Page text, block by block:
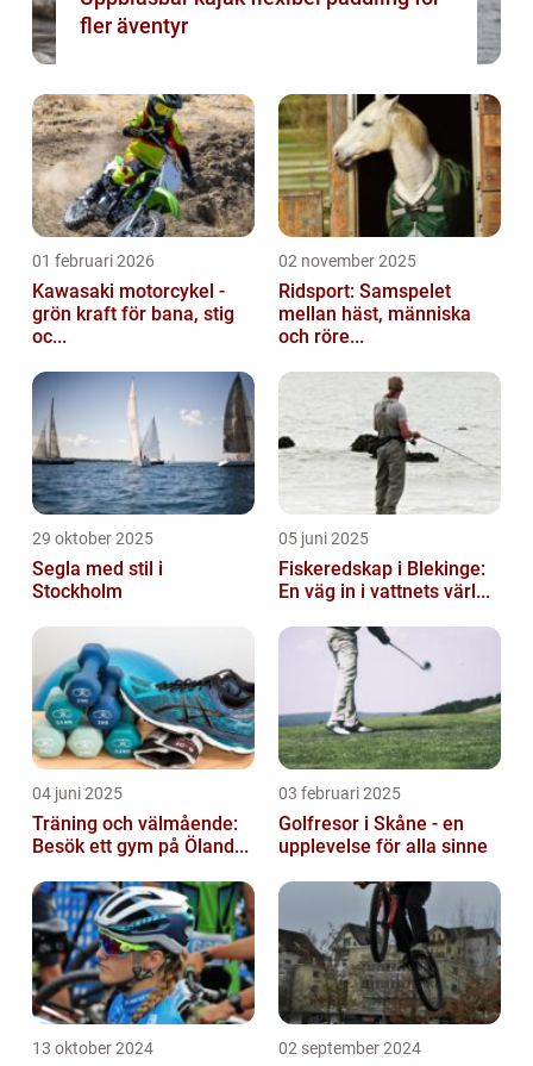
fler äventyr
01 februari 2026
Kawasaki motorcykel -
grön kraft för bana, stig
oc...
02 november 2025
Ridsport: Samspelet
mellan häst, människa
och röre...
29 oktober 2025
Segla med stil i
Stockholm
05 juni 2025
Fiskeredskap i Blekinge:
En väg in i vattnets värl...
04 juni 2025
Träning och välmående:
Besök ett gym på Öland...
03 februari 2025
Golfresor i Skåne - en
upplevelse för alla sinne
13 oktober 2024 02 september 2024